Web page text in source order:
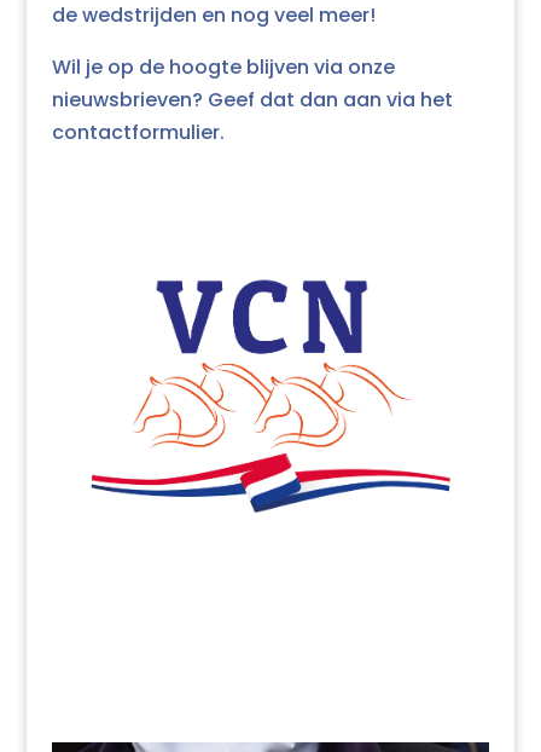
de wedstrijden en nog veel meer!
Wil je op de hoogte blijven via onze
nieuwsbrieven? Geef dat dan aan via het
contactformulier.